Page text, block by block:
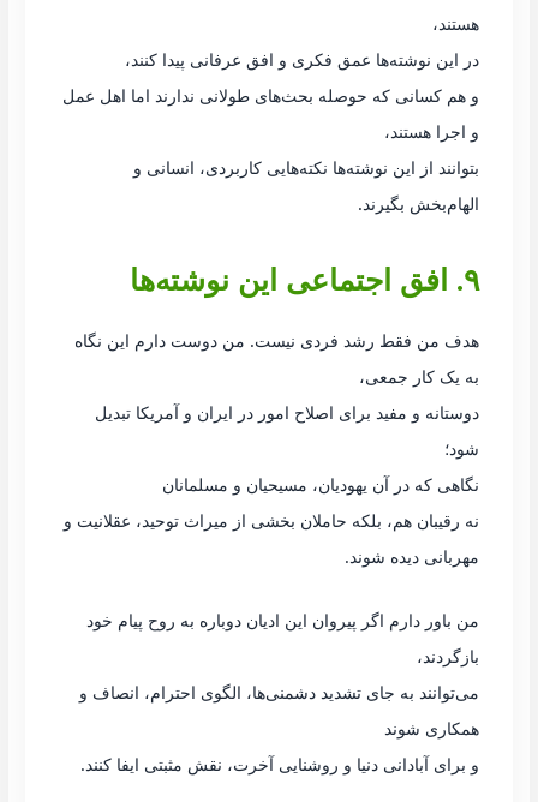
هستند،
در این نوشته‌ها عمق فکری و افق عرفانی پیدا کنند،
و هم کسانی که حوصله بحث‌های طولانی ندارند اما اهل عمل
و اجرا هستند،
بتوانند از این نوشته‌ها نکته‌هایی کاربردی، انسانی و
الهام‌بخش بگیرند.
۹. افق اجتماعی این نوشته‌ها
هدف من فقط رشد فردی نیست. من دوست دارم این نگاه
به یک کار جمعی،
دوستانه و مفید برای اصلاح امور در ایران و آمریکا تبدیل
شود؛
نگاهی که در آن یهودیان، مسیحیان و مسلمانان
نه رقیبان هم، بلکه حاملان بخشی از میراث توحید، عقلانیت و
مهربانی دیده شوند.
من باور دارم اگر پیروان این ادیان دوباره به روح پیام خود
بازگردند،
می‌توانند به جای تشدید دشمنی‌ها، الگوی احترام، انصاف و
همکاری شوند
و برای آبادانی دنیا و روشنایی آخرت، نقش مثبتی ایفا کنند.